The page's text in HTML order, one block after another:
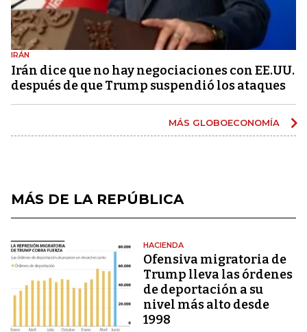
IRÁN
Irán dice que no hay negociaciones con EE.UU.
después de que Trump suspendió los ataques
MÁS GLOBOECONOMÍA
MÁS DE LA REPÚBLICA
HACIENDA
Ofensiva migratoria de
Trump lleva las órdenes
de deportación a su
nivel más alto desde
1998